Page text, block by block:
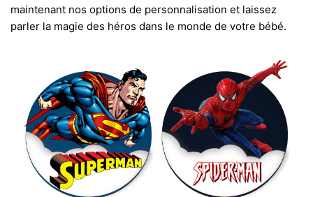
maintenant nos options de personnalisation et laissez
parler la magie des héros dans le monde de votre bébé.